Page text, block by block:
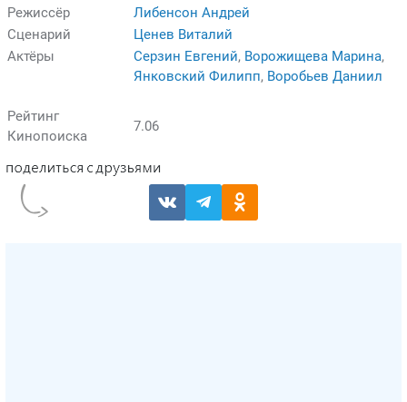
Режиссёр
Либенсон Андрей
Сценарий
Ценев Виталий
Актёры
Серзин Евгений, Ворожищева Марина,
Янковский Филипп, Воробьев Даниил
Рейтинг
Кинопоиска
7.06